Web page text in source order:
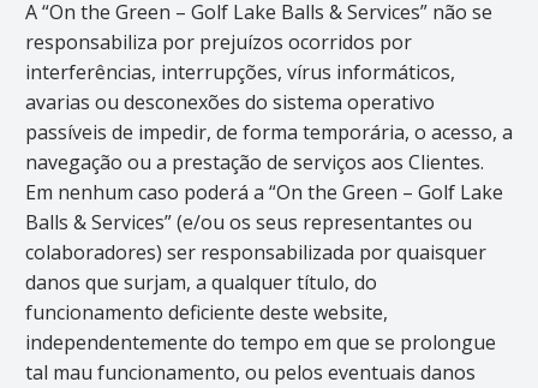
A “On the Green – Golf Lake Balls & Services” não se
responsabiliza por prejuízos ocorridos por
interferências, interrupções, vírus informáticos,
avarias ou desconexões do sistema operativo
passíveis de impedir, de forma temporária, o acesso, a
navegação ou a prestação de serviços aos Clientes.
Em nenhum caso poderá a “On the Green – Golf Lake
Balls & Services” (e/ou os seus representantes ou
colaboradores) ser responsabilizada por quaisquer
danos que surjam, a qualquer título, do
funcionamento deficiente deste website,
independentemente do tempo em que se prolongue
tal mau funcionamento, ou pelos eventuais danos